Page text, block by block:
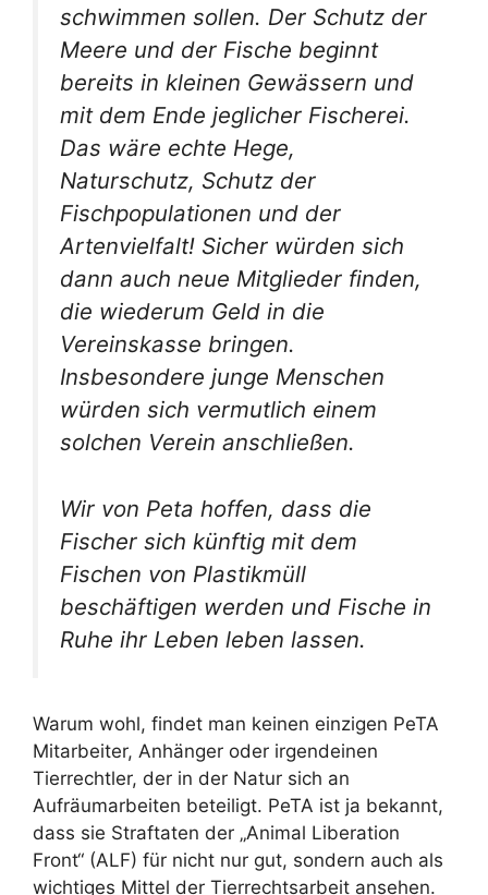
schwimmen sollen. Der Schutz der
Meere und der Fische beginnt
bereits in kleinen Gewässern und
mit dem Ende jeglicher Fischerei.
Das wäre echte Hege,
Naturschutz, Schutz der
Fischpopulationen und der
Artenvielfalt! Sicher würden sich
dann auch neue Mitglieder finden,
die wiederum Geld in die
Vereinskasse bringen.
Insbesondere junge Menschen
würden sich vermutlich einem
solchen Verein anschließen.
Wir von Peta hoffen, dass die
Fischer sich künftig mit dem
Fischen von Plastikmüll
beschäftigen werden und Fische in
Ruhe ihr Leben leben lassen.
Warum wohl, findet man keinen einzigen PeTA
Mitarbeiter, Anhänger oder irgendeinen
Tierrechtler, der in der Natur sich an
Aufräumarbeiten beteiligt. PeTA ist ja bekannt,
dass sie Straftaten der „Animal Liberation
Front“ (ALF) für nicht nur gut, sondern auch als
wichtiges Mittel der Tierrechtsarbeit ansehen.